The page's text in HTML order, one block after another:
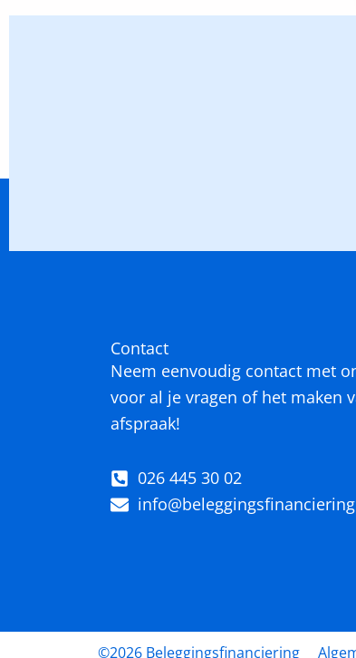
Contact
Neem eenvoudig contact met
voor al je vragen of het maken
afspraak!
026 445 30 02
©2026 Beleggingsfinanciering